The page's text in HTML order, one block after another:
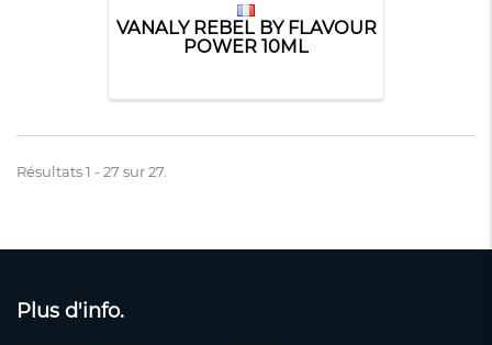
VANALY REBEL BY FLAVOUR
POWER 10ML
Résultats 1 - 27 sur 27.
Plus d'info.